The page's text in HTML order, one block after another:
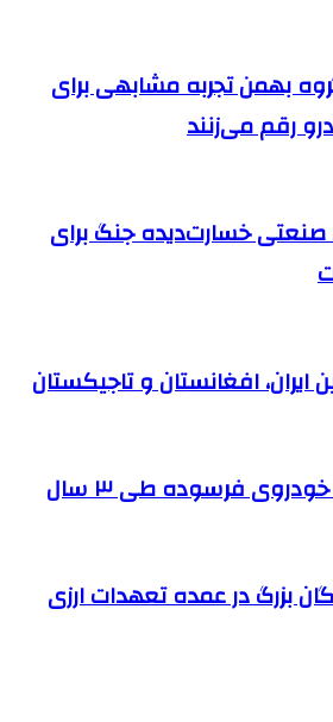
بهمن تجربه مشابهی برای
رقم می‌زنند
واحد صنعتی خسارت‌دیده جنگ برای
ایران، افغانستان و تاجیکستان
بزرگ در عمده تعهدات ارزی